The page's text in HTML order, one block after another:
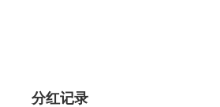
分红记录